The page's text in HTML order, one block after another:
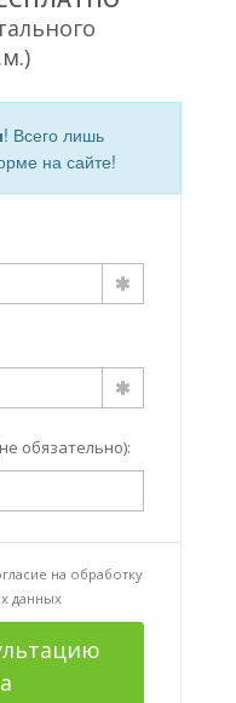
! Всего лишь
на сайте!
обязательно):
на обработку
данных